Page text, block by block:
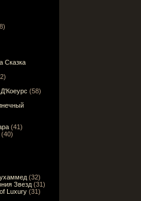
Сказка
(58)
(41)
(32)
Звезд(31)
Luxury(31)